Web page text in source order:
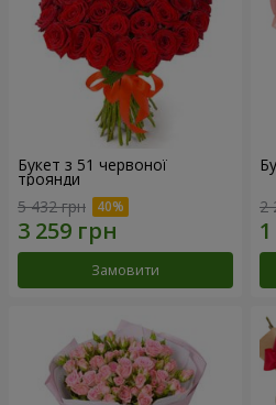
Букет з 51 червоної
троянди
5 432 грн
Замовити
2